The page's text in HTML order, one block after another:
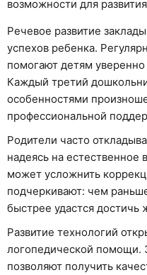
Рассказать новость
Речевое развитие
успехов ребенка.
помогают детям
Каждый третий
особенностями
профессиональной
Родители часто
надеясь на естественное
может усложнить
подчеркивают: чем
быстрее удастся достичь
Развитие технологий
логопедической помощи.
позволяют получить